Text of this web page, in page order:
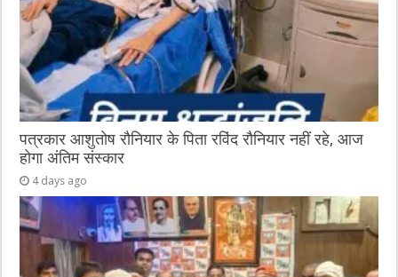
पत्रकार आशुतोष रौनियार के पिता रविंद रौनियार नहीं रहे, आज
होगा अंतिम संस्कार
4 days ago